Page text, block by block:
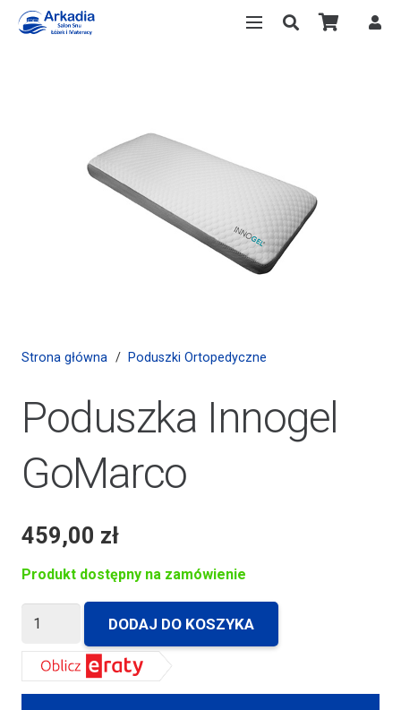
Strona główna / Poduszki Ortopedyczne
Poduszka Innogel
GoMarco
459,00 zł
Produkt dostępny na zamówienie
ilość
Innogel
GoMarco
DODAJ DO KOSZYKA